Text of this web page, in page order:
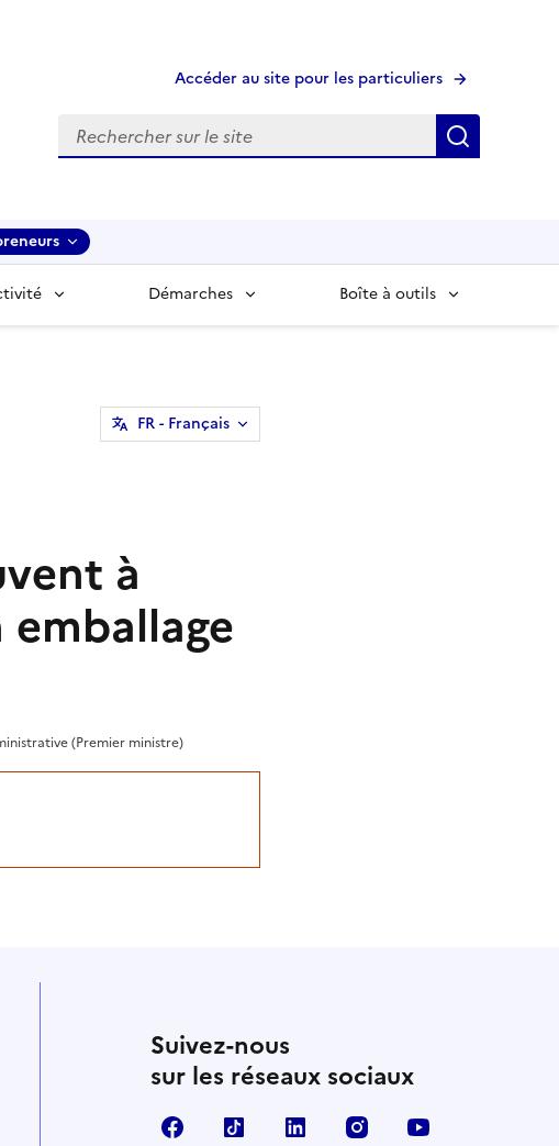
Accéder au site pour les particuliers
Recherche
Démarches Boîte à outils
FR- Français
à
(Premier ministre)
Suivez-nous
sur les réseaux sociaux
FacebookTikTok Linkedin Instagram